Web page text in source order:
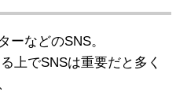
ーなどのSNS。
上でSNSは重要だと多く